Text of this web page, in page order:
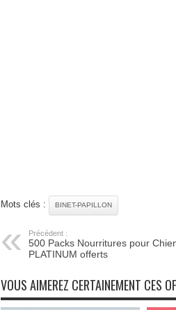
Mots clés : BINET-PAPILLON
Précédent :
500 Packs Nourritures pour
PLATINUM offerts
VOUS AIMEREZ CERTAINEMENT CES